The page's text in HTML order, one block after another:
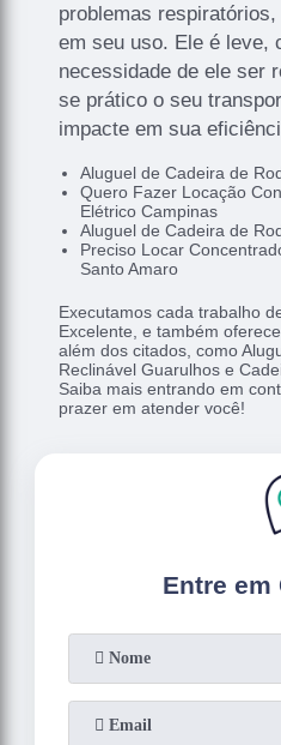
problemas
em seu uso. Ele é leve,
necessidade de ele ser
se prático o seu
impacte em sua
Aluguel de Cadeira de
Quero Fazer Locação
Elétrico Campinas
Aluguel de Cadeira de
Preciso Locar
Santo Amaro
Executamos cada trabalho
Excelente, e também
além dos citados, como
Reclinável Guarulhos e
Saiba mais entrando em
prazer em atender você!
Entre em